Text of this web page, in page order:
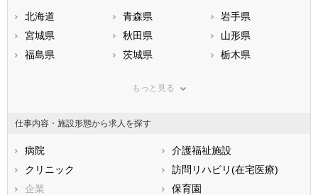
北海道 青森県
岩手県
宮城県
秋田県
山形県
福島県
茨城県
栃木県
神奈川県
石川県
福井県
静岡県
三重県
滋賀県
大阪府
兵庫県
もっと見る
仕事内容・施設形態から求人を探す
病院
介護福祉施設
クリニック
訪問リハビリ(在宅医療)
企業
保育園